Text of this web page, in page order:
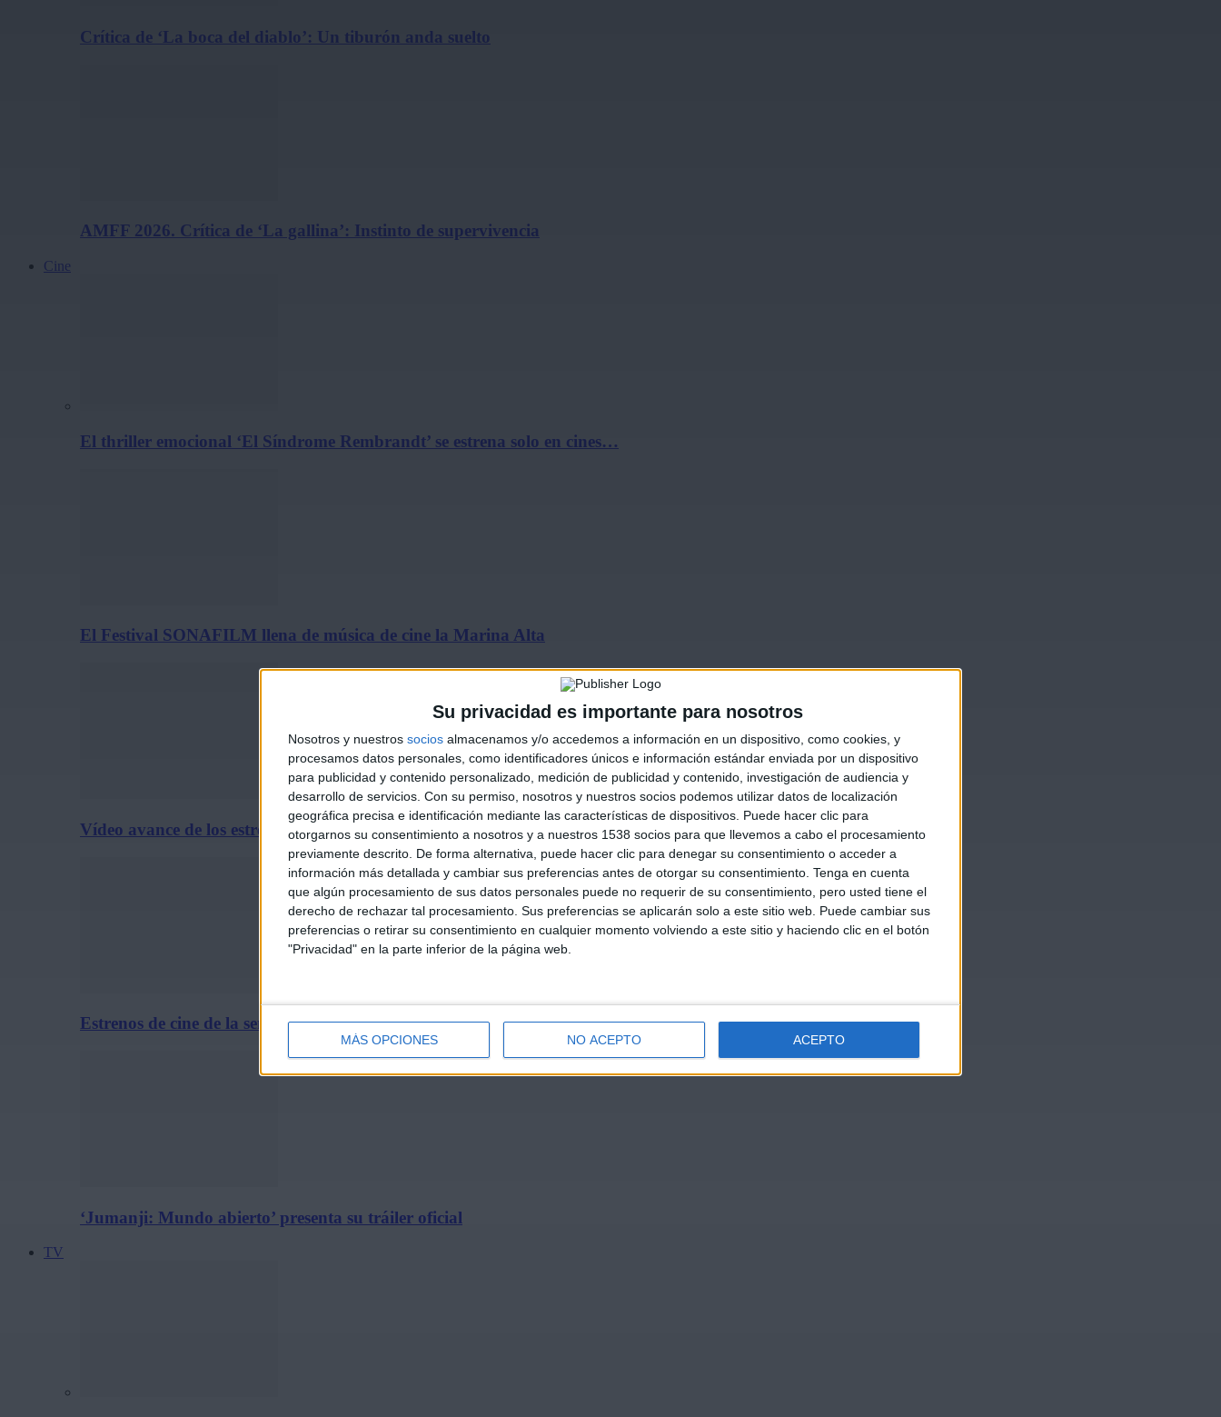
Su privacidad es importante para nosotros
Nosotros y nuestros socios almacenamos y/o accedemos a información en un dispositivo, como cookies, y
procesamos datos personales, como identificadores únicos e información estándar enviada por un dispositivo
para publicidad y contenido personalizado, medición de publicidad y contenido, investigación de audiencia y
desarrollo de servicios. Con su permiso, nosotros y nuestros socios podemos utilizar datos de localización
geográfica precisa e identificación mediante las características de dispositivos. Puede hacer clic para
otorgarnos su consentimiento a nosotros y a nuestros 1538 socios para que llevemos a cabo el procesamiento
previamente descrito. De forma alternativa, puede hacer clic para denegar su consentimiento o acceder a
información más detallada y cambiar sus preferencias antes de otorgar su consentimiento. Tenga en cuenta
que algún procesamiento de sus datos personales puede no requerir de su consentimiento, pero usted tiene el
derecho de rechazar tal procesamiento. Sus preferencias se aplicarán solo a este sitio web. Puede cambiar sus
preferencias o retirar su consentimiento en cualquier momento volviendo a este sitio y haciendo clic en el botón
"Privacidad" en la parte inferior de la página web.
MÁS OPCIONES NO ACEPTO ACEPTO
Crítica de ‘La boca del diablo’: Un tiburón anda suelto
AMFF 2026. Crítica de ‘La gallina’: Instinto de supervivencia
Cine
El thriller emocional ‘El Síndrome Rembrandt’ se estrena solo en cines…
El Festival SONAFILM llena de música de cine la Marina Alta
Vídeo avance de los estrenos de cine del 31 de julio…
Estrenos de cine de la semana: 31 de julio de 2026
‘Jumanji: Mundo abierto’ presenta su tráiler oficial
TV